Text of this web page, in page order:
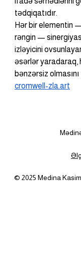
tədqiqatıdır.
Hər bir elementin
rəngin —
izləyicini
əsərlər yaradaraq,
bənzərsiz
cromwell-zla.art
© 2025 Medina